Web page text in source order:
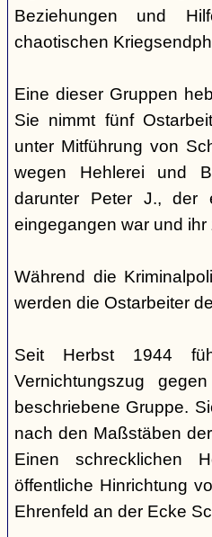
Beziehungen und
chaotischen
Eine dieser Gruppen
Sie nimmt fünf
unter Mitführung von
wegen Hehlerei und
darunter Peter J., der
eingegangen war und
Während die
werden die Ostarbeiter
Seit Herbst 1944
Vernichtungszug
beschriebene Gruppe.
nach den Maßstäben
Einen schrecklichen
öffentliche Hinrichtung
Ehrenfeld an der Ecke